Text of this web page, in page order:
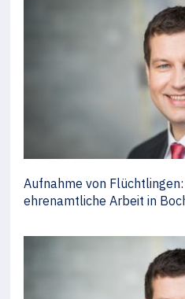
Aufnahme von
ehrenamtliche Arbeit in